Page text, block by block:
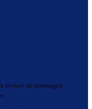
inviato un messaggio